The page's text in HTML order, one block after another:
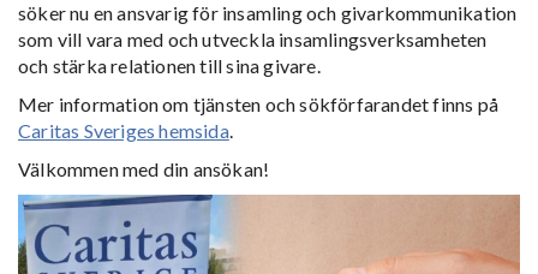
söker nu en ansvarig för insamling och givarkommunikation
som vill vara med och utveckla insamlingsverksamheten
och stärka relationen till sina givare.
Mer information om tjänsten och sökförfarandet finns på
Caritas Sveriges hemsida.
Välkommen med din ansökan!